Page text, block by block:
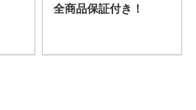
全商品保証付き！